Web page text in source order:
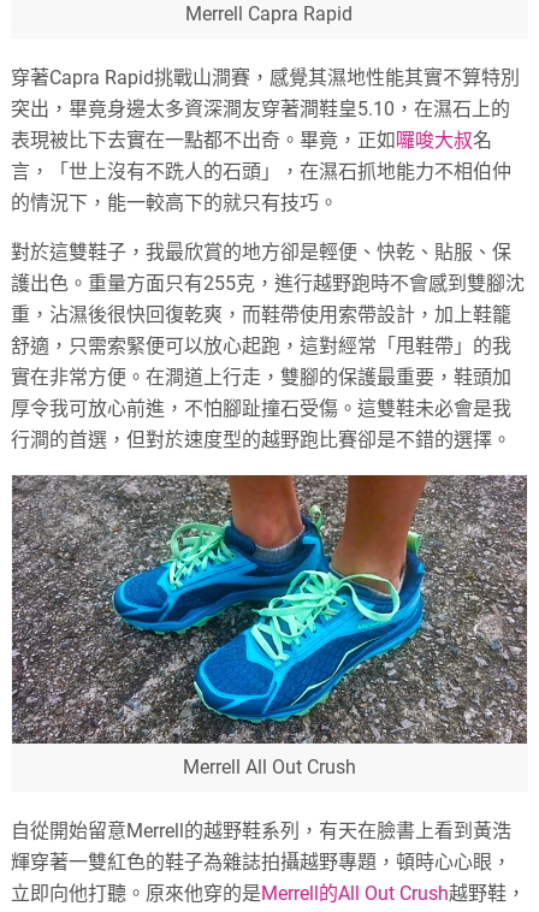
Merrell Capra Rapid
穿著Capra Rapid挑戰山澗賽，感覺其濕地性能其實不算特別
突出，畢竟身邊太多資深澗友穿著澗鞋皇5.10，在濕石上的
表現被比下去實在一點都不出奇。畢竟，正如囉唆大叔名
言，「世上沒有不跣人的石頭」，在濕石抓地能力不相伯仲
的情況下，能一較高下的就只有技巧。
對於這雙鞋子，我最欣賞的地方卻是輕便、快乾、貼服、保
護出色。重量方面只有255克，進行越野跑時不會感到雙腳沈
重，沾濕後很快回復乾爽，而鞋帶使用索帶設計，加上鞋籠
舒適，只需索緊便可以放心起跑，這對經常「甩鞋帶」的我
實在非常方便。在澗道上行走，雙腳的保護最重要，鞋頭加
厚令我可放心前進，不怕腳趾撞石受傷。這雙鞋未必會是我
行澗的首選，但對於速度型的越野跑比賽卻是不錯的選擇。
Merrell All Out Crush
自從開始留意Merrell的越野鞋系列，有天在臉書上看到黃浩
輝穿著一雙紅色的鞋子為雜誌拍攝越野專題，頓時心心眼，
立即向他打聽。原來他穿的是Merrell的All Out Crush越野鞋，